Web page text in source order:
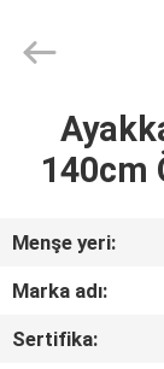
S
Accessories
Co.,Ltd.
140cm
Menşe yeri:
Marka adı:
Sertifika: